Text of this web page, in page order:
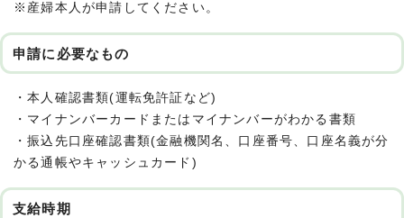
※産婦本人が申請してください。
申請に必要なもの
・本人確認書類(運転免許証など)
・マイナンバーカードまたはマイナンバーがわかる書類
・振込先口座確認書類(金融機関名、口座番号、口座名義が分
かる通帳やキャッシュカード)
支給時期